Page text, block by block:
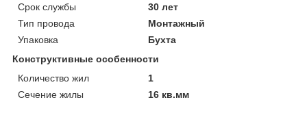
Срок службы
30 лет
Тип провода
Монтажный
Упаковка
Бухта
Конструктивные особенности
Количество жил
1
Сечение жилы
16 кв.мм